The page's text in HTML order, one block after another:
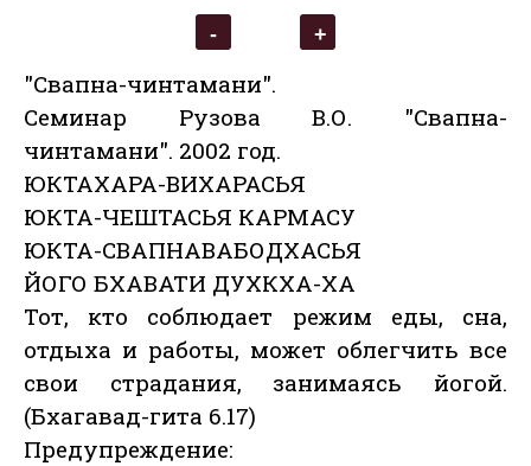
"Свапна-чинтамани".
Семинар Рузова В.О. "Свапна-
чинтамани". 2002 год.
ЮКТАХАРА-ВИХАРАСЬЯ
ЮКТА-ЧЕШТАСЬЯ КАРМАСУ
ЮКТА-СВАПНАВАБОДХАСЬЯ
ЙОГО БХАВАТИ ДУХКХА-ХА
Тот, кто соблюдает режим еды, сна,
отдыха и работы, может облегчить все
свои страдания, занимаясь йогой.
(Бхагавад-гита 6.17)
Предупреждение: